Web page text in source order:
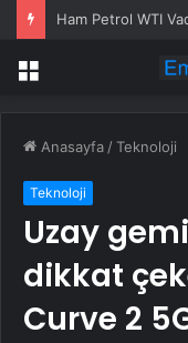
Ham Petrol WTI
Menü
Anasayfa /Teknoloji
Teknoloji
Uzay
dikkat
Curve 2